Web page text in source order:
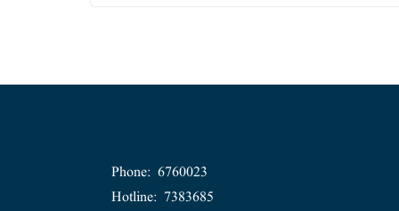
Phone: 6760023
Hotline: 7383685